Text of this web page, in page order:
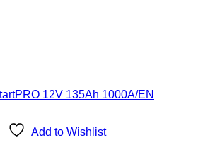
Add to Wishlist